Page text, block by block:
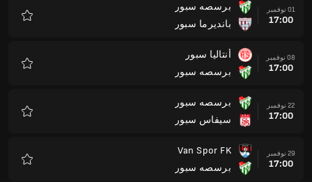
01 نوفمبر
17:00
برسصه سبور
بانديرما سبور
08 نوفمبر
17:00
أنتاليا سبور
برسصه سبور
22 نوفمبر
17:00
برسصه سبور
سيفاس سبور
29 نوفمبر
17:00
Van Spor FK
برسصه سبور